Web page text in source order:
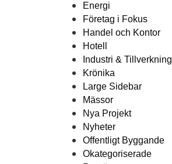
Energi
Företag i Fokus
Handel och Kontor
Hotell
Industri & Tillverkning
Krönika
Large Sidebar
Mässor
Nya Projekt
Nyheter
Offentligt Byggande
Okategoriserade